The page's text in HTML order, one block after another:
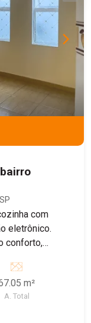
com
eletrônico.
conforto,
m²
A. Total